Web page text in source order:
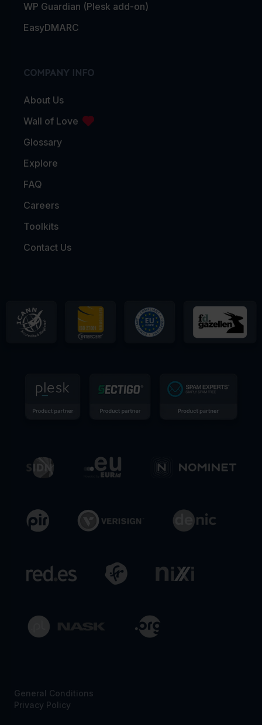
WP Guardian (Plesk add-on)
EasyDMARC
COMPANY INFO
About Us
Wall of Love
Glossary
Explore
FAQ
Careers
Toolkits
Contact Us
General Conditions
Privacy Policy